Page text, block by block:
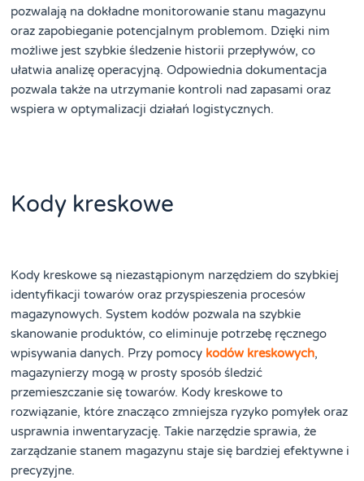
pozwalają na dokładne monitorowanie stanu magazynu
oraz zapobieganie potencjalnym problemom. Dzięki nim
możliwe jest szybkie śledzenie historii przepływów, co
ułatwia analizę operacyjną. Odpowiednia dokumentacja
pozwala także na utrzymanie kontroli nad zapasami oraz
wspiera w optymalizacji działań logistycznych.
Kody kreskowe
Kody kreskowe są niezastąpionym narzędziem do szybkiej
identyfikacji towarów oraz przyspieszenia procesów
magazynowych. System kodów pozwala na szybkie
skanowanie produktów, co eliminuje potrzebę ręcznego
wpisywania danych. Przy pomocy kodów kreskowych,
magazynierzy mogą w prosty sposób śledzić
przemieszczanie się towarów. Kody kreskowe to
rozwiązanie, które znacząco zmniejsza ryzyko pomyłek oraz
usprawnia inwentaryzację. Takie narzędzie sprawia, że
zarządzanie stanem magazynu staje się bardziej efektywne i
precyzyjne.